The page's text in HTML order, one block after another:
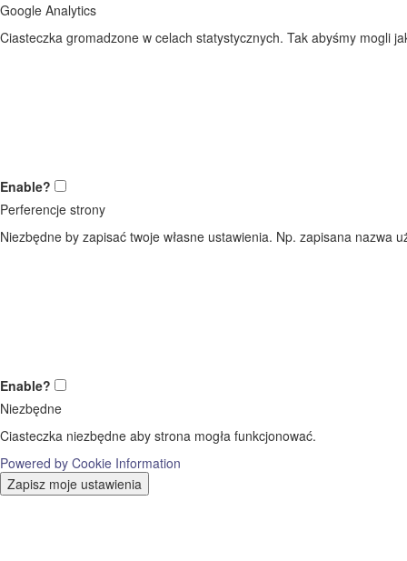
Google Analytics
Ciasteczka gromadzone w celach statystycznych. Tak abyśmy mogli
Enable?
Perferencje strony
Niezbędne by zapisać twoje własne ustawienia. Np. zapisana nazwa
Enable?
Niezbędne
Ciasteczka niezbędne aby strona mogła funkcjonować.
Powered by Cookie Information
Zapisz moje ustawienia